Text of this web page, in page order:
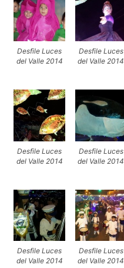
Desfile Luces
del Valle 2014
Desfile Luces
del Valle 2014
Desfile Luces
del Valle 2014
Desfile Luces
del Valle 2014
Desfile Luces
del Valle 2014
Desfile Luces
del Valle 2014